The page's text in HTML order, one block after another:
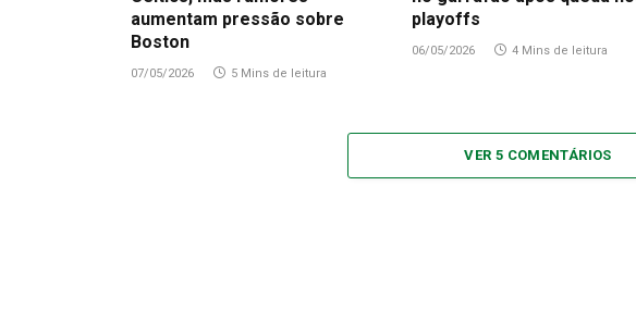
aumentam pressão sobre
Boston
07/05/2026 5 Mins de leitura
playoffs
06/05/2026 4 Mins de leitura
VER 5 COMENTÁRIOS